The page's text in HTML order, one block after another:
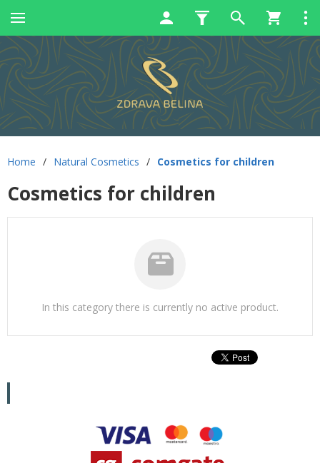
Home / Natural Cosmetics / Cosmetics for children
Cosmetics for children
In this category there is currently no active product.